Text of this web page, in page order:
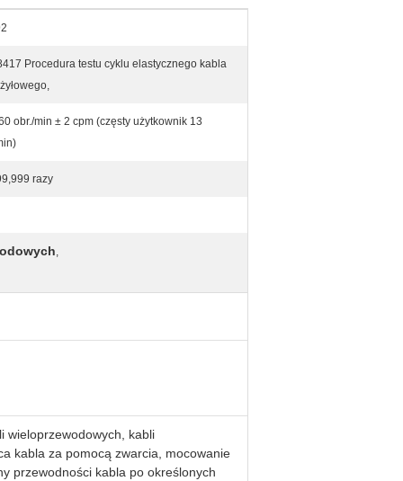
Procedura testu cyklu elastycznego kabla
obr./min ± 2 cpm (częsty użytkownik 13
razy
,
wieloprzewodowych, kabli
kabla za pomocą zwarcia, mocowanie
przewodności kabla po określonych